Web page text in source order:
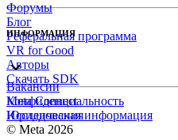
Форумы
Блог
Реферальная программа
VR for Good
Авторы
Скачать SDK
ИНФОРМАЦИЯ
Вакансии
Meta Connect
Исследования
Конфиденциальность
Юридическая информация
© Meta 2026